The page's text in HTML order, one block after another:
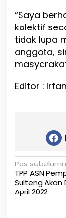
“Saya
kolektif
tidak lupa
anggota,
Editor :
N
a
v
Pos
TPP ASN
Sulteng Akan
April 2022